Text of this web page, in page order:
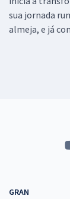
sua jornada
almeja, e já
GRAN